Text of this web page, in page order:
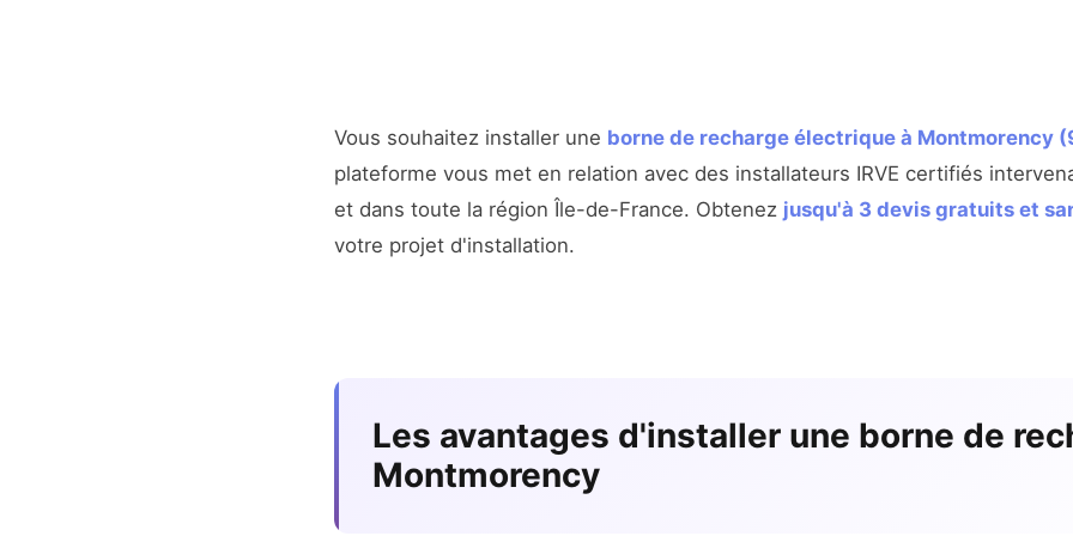
Vous souhaitez installer une borne de recharge électrique à Montmorency
plateforme vous met en relation avec des installateurs IRVE certifiés
et dans toute la région Île-de-France. Obtenez jusqu'à 3 devis gratuits et
votre projet d'installation.
Les avantages d'installer une borne de
Montmorency